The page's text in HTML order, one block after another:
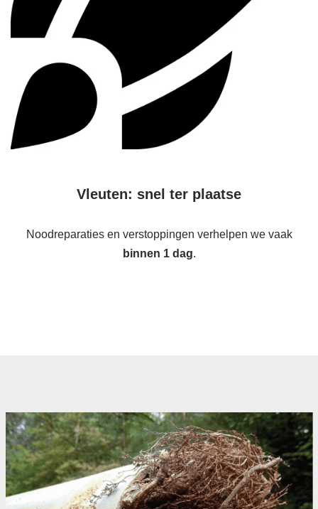
Vleuten: snel ter plaatse
Noodreparaties en verstoppingen verhelpen we vaak
binnen 1 dag.